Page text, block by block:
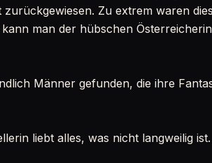
Zu extrem waren
man der hübschen
Männer gefunden, die ihre
liebt alles, was nicht langweilig ist.